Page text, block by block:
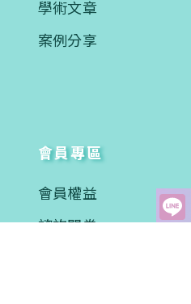
學術文章
案例分享
會員專區
會員權益
諮詢問卷